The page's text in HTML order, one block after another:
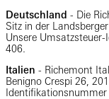
Deutschland - Die
Sitz in der
Unsere
406.
Italien - Richemont
Benigno Crespi 26,